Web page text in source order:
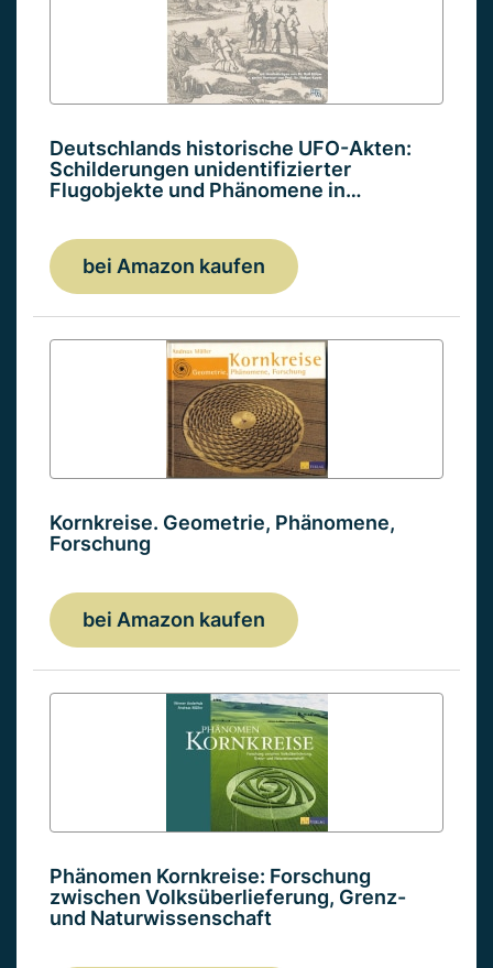
Deutschlands historische UFO-Akten:
Schilderungen unidentifizierter
Flugobjekte und Phänomene in…
bei Amazon kaufen
Kornkreise. Geometrie, Phänomene,
Forschung
bei Amazon kaufen
Phänomen Kornkreise: Forschung
zwischen Volksüberlieferung, Grenz-
und Naturwissenschaft